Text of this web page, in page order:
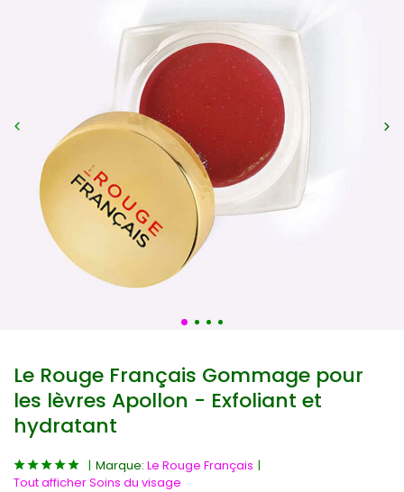
Le Rouge Français Gommage pour
les lèvres Apollon - Exfoliant et
hydratant
Marque: Le Rouge Français
Tout afficher Soins du visage